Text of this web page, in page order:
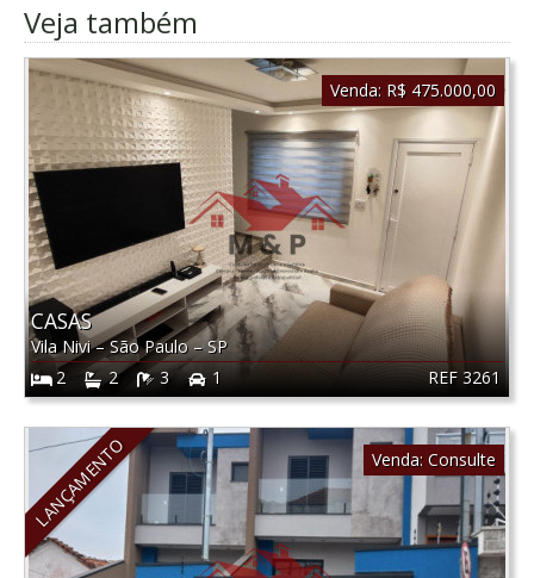
Veja também
REF 3261
CASAS
Vila Nivi–São Paulo–SP
2
2 3 1
Venda: R$ 475.000,00
LANÇAMENTO Venda: Consulte